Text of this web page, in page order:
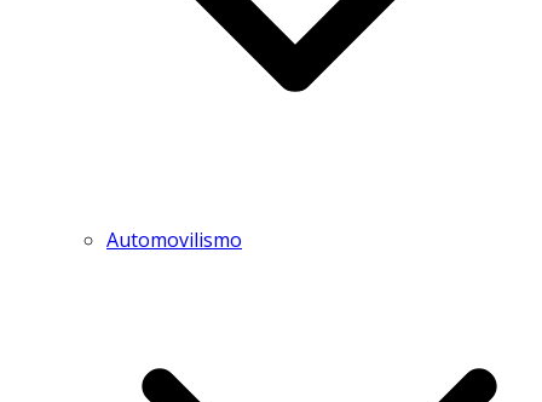
Automovilismo